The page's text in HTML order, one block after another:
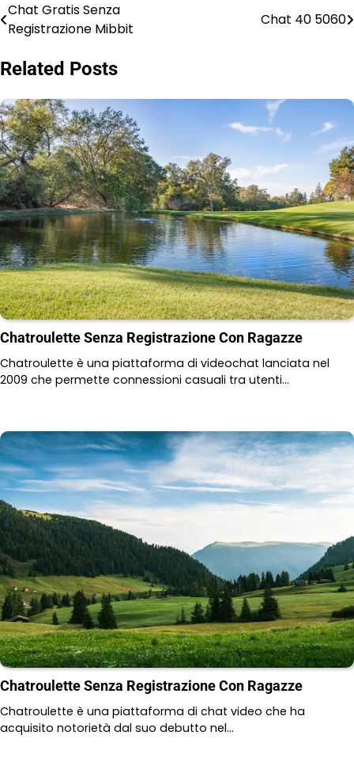
Post
navigation
Chat Gratis Senza
Registrazione Mibbit
Chat 40 5060
Related Posts
Chatroulette Senza Registrazione Con Ragazze
Chatroulette è una piattaforma di videochat lanciata nel
2009 che permette connessioni casuali tra utenti…
Chatroulette Senza Registrazione Con Ragazze
Chatroulette è una piattaforma di chat video che ha
acquisito notorietà dal suo debutto nel…